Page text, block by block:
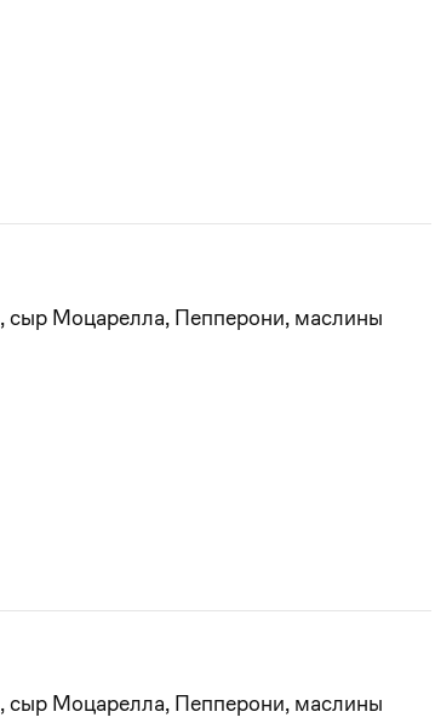
сыр Моцарелла, Пепперони, маслины
сыр Моцарелла, Пепперони, маслины